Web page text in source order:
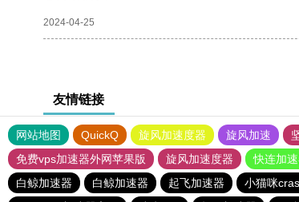
2024-04-25
友情链接
网站地图 QuickQ 旋风加速度器 旋风加速
免费vps加速器外网苹果版
旋风加速度器 快连加
白鲸加速器
白鲸加速器 起飞加速器 小猫咪